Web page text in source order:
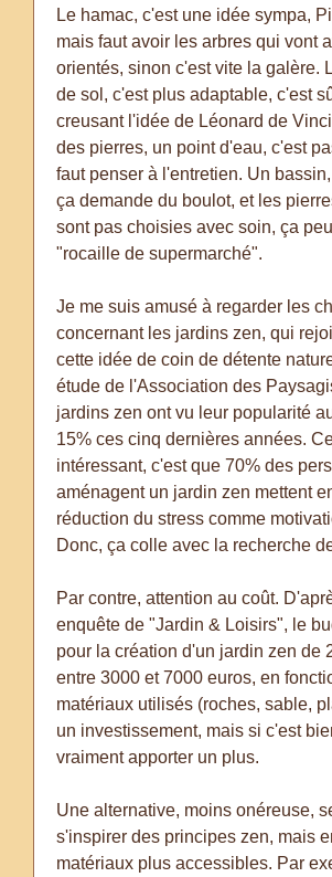
Le hamac, c'est une idée sympa,
mais faut avoir les arbres qui vont
orientés, sinon c'est vite la galère.
de sol, c'est plus adaptable, c'est
creusant l'idée de Léonard de
des pierres, un point d'eau, c'est
faut penser à l'entretien. Un
ça demande du boulot, et les
sont pas choisies avec soin, ça
"rocaille de supermarché".
Je me suis amusé à regarder les
concernant les jardins zen, qui
cette idée de coin de détente
étude de l'Association des
jardins zen ont vu leur popularité
15% ces cinq dernières années.
intéressant, c'est que 70% des
aménagent un jardin zen mettent
réduction du stress comme
Donc, ça colle avec la recherche
Par contre, attention au coût.
enquête de "Jardin & Loisirs", le
pour la création d'un jardin zen de
entre 3000 et 7000 euros, en
matériaux utilisés (roches, sable,
un investissement, mais si c'est
vraiment apporter un plus.
Une alternative, moins onéreuse,
s'inspirer des principes zen, mais
matériaux plus accessibles. Par